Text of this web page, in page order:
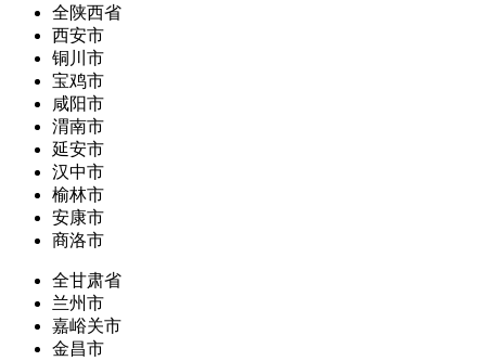
全陕西省
西安市
铜川市
宝鸡市
咸阳市
渭南市
延安市
汉中市
榆林市
安康市
商洛市
全甘肃省
兰州市
嘉峪关市
金昌市